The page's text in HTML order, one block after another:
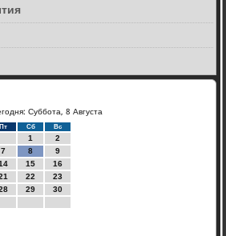
Суббота, 8 Августа
Пт Сб Вс
1
2
7 8
9
15
16
22
23
29
30